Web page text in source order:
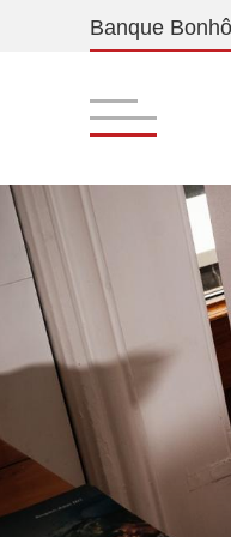
Banque